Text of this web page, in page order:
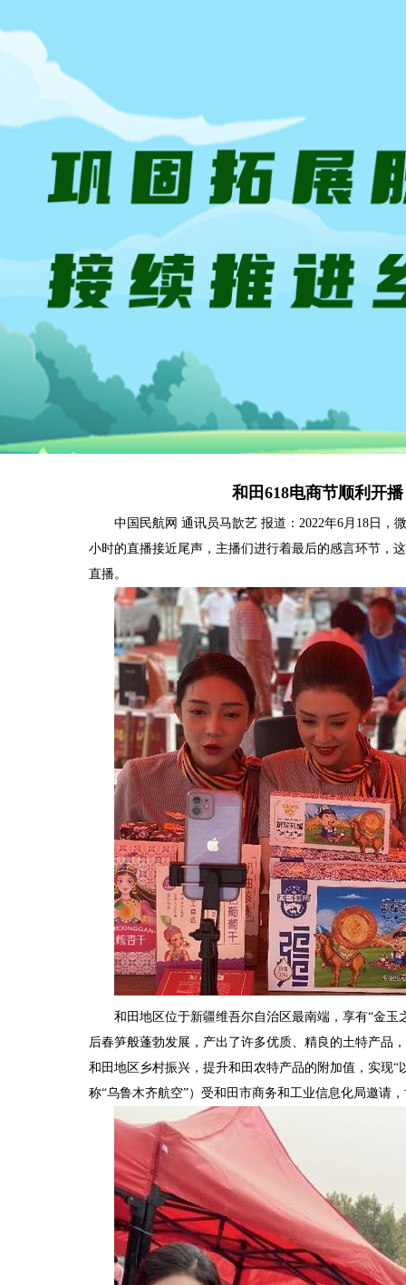
和田618电商节顺利开
中国民航网 通讯员马歆艺 报道：2022年6月18日，
小时的直播接近尾声，主播们进行着最后的感言环节，
直播。
和田地区位于新疆维吾尔自治区最南端，享有“金
后春笋般蓬勃发展，产出了许多优质、精良的土特产品
和田地区乡村振兴，提升和田农特产品的附加值，实现
称“乌鲁木齐航空”）受和田市商务和工业信息化局邀请